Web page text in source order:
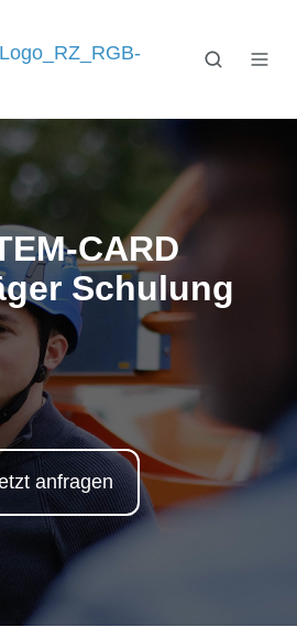
CARD
Schulung
anfragen